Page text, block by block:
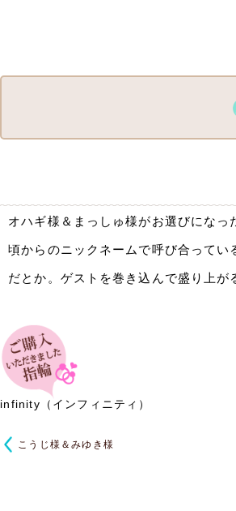
オハギ様＆まっしゅ様がお選びにな
頃からのニックネームで呼び合って
だとか。ゲストを巻き込んで盛り上
infinity（インフィニティ）
こうじ様＆みゆき様